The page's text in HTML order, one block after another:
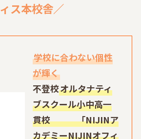
ィス本校舎／
学校に合わない個性
が輝く
不登校オルタナティ
ブスクール小中高一
貫校 「NIJINア
カデミーNIJINオフィ